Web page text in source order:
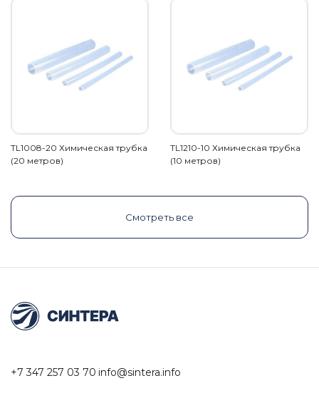
TL1008-20 Химическая трубка
(20 метров)
TL1210-10 Химическая трубка
(10 метров)
Смотреть все
+7 347 257 03 70 info@sintera.info